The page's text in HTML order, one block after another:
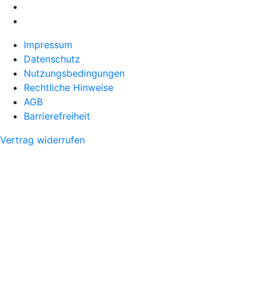
Impressum
Datenschutz
Nutzungsbedingungen
Rechtliche Hinweise
AGB
Barrierefreiheit
Vertrag widerrufen